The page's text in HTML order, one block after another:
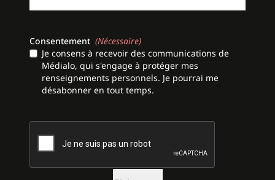
Consentement (Nécessaire)
Je consens à recevoir des communications de
Médialo, qui s'engage à protéger mes
renseignements personnels. Je pourrai me
désabonner en tout temps.